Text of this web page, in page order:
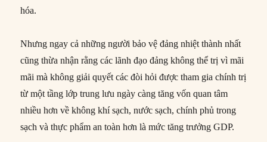
hóa.
Nhưng ngay cả những người bảo vệ đảng nhiệt thành nhất
cũng thừa nhận rằng các lãnh đạo đảng không thể trị vì mãi
mãi mà không giải quyết các đòi hỏi được tham gia chính trị
từ một tầng lớp trung lưu ngày càng tăng vốn quan tâm
nhiều hơn về không khí sạch, nước sạch, chính phủ trong
sạch và thực phẩm an toàn hơn là mức tăng trưởng GDP.